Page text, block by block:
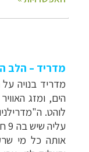
מדריד – הלב
הים, ומזג
לוהט.
אותה כל מי